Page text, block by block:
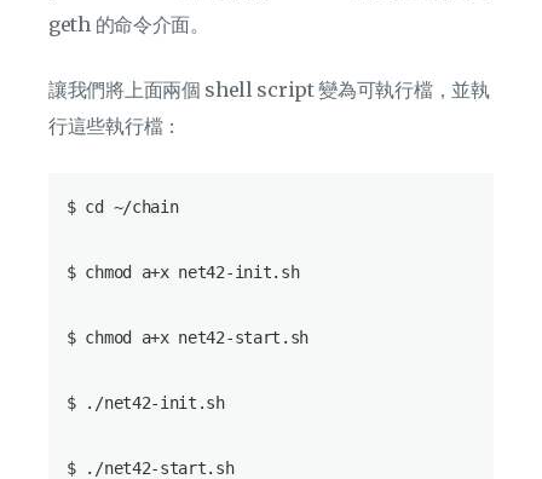
geth 的命令介面。
讓我們將上面兩個 shell script 變為可執行檔，並執
行這些執行檔：
$ cd ~/chain
$ chmod a+x net42-init.sh
$ chmod a+x net42-start.sh
$ ./net42-init.sh
$ ./net42-start.sh